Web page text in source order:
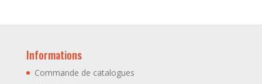
Informations
Commande de catalogues